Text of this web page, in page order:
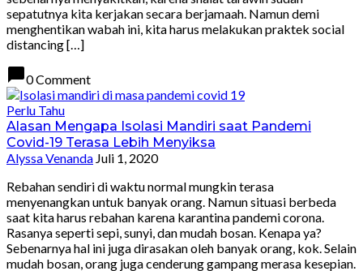
sepatutnya kita kerjakan secara berjamaah. Namun demi
menghentikan wabah ini, kita harus melakukan praktek social
distancing […]
chat_bubble0 Comment
Perlu Tahu
Alasan Mengapa Isolasi Mandiri saat Pandemi
Covid-19 Terasa Lebih Menyiksa
Alyssa Venanda Juli 1, 2020
Rebahan sendiri di waktu normal mungkin terasa
menyenangkan untuk banyak orang. Namun situasi berbeda
saat kita harus rebahan karena karantina pandemi corona.
Rasanya seperti sepi, sunyi, dan mudah bosan. Kenapa ya?
Sebenarnya hal ini juga dirasakan oleh banyak orang, kok. Selain
mudah bosan, orang juga cenderung gampang merasa kesepian.